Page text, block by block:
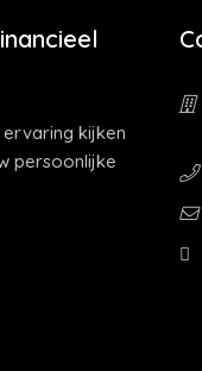
kijken
persoonlijke